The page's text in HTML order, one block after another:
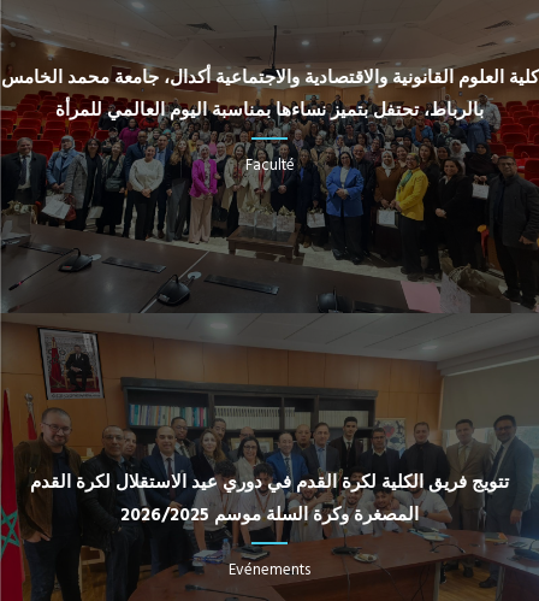
كلية العلوم القانونية والاقتصادية والاجتماعية أكدال، جامعة محمد الخامس
بالرباط، تحتفل بتميز نساءها بمناسبة اليوم العالمي للمرأة
Faculté
تتويج فريق الكلية لكرة القدم في دوري عيد الاستقلال لكرة القدم
المصغرة وكرة السلة موسم 2026/2025
Evénements